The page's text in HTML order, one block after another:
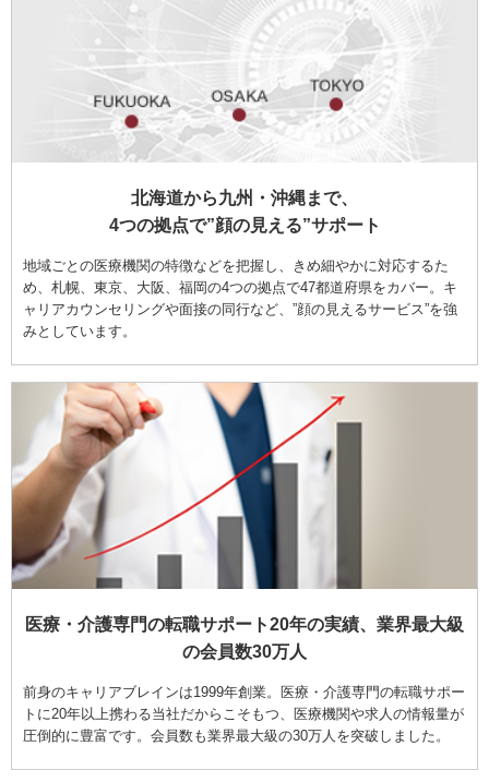
北海道から九州・沖縄まで、
4つの拠点で”顔の見える”サポート
地域ごとの医療機関の特徴などを把握し、きめ細やかに対応するた
め、札幌、東京、大阪、福岡の4つの拠点で47都道府県をカバー。キ
ャリアカウンセリングや面接の同行など、”顔の見えるサービス”を強
みとしています。
医療・介護専門の転職サポート20年の実績、業界最大級
の会員数30万人
前身のキャリアブレインは1999年創業。医療・介護専門の転職サポー
トに20年以上携わる当社だからこそもつ、医療機関や求人の情報量が
圧倒的に豊富です。会員数も業界最大級の30万人を突破しました。